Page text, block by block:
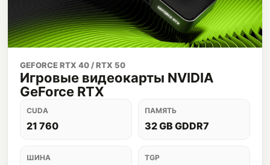
GEFORCE RTX 40 / RTX 50
Игровые видеокарты NVIDIA
GeForce RTX
CUDA
21 760
ПАМЯТЬ
32 GB GDDR7
ШИНА TGP